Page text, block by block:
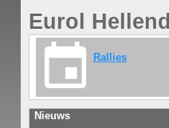
Eurol
Rallies
Nieuws